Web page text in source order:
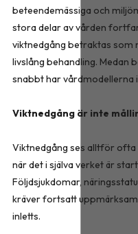
beteendemässiga och
stora delar av vården
viktnedgång betraktas som
livslång behandling. Medan
snabbt har vårdmodellerna
Viktnedgång är inte
Viktnedgång ses alltför
när det i själva verket är
Följdsjukdomar,
kräver fortsatt
inletts.